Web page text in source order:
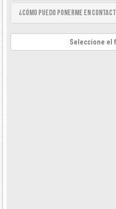
¿Cómo puedo ponerme en
Seleccione el